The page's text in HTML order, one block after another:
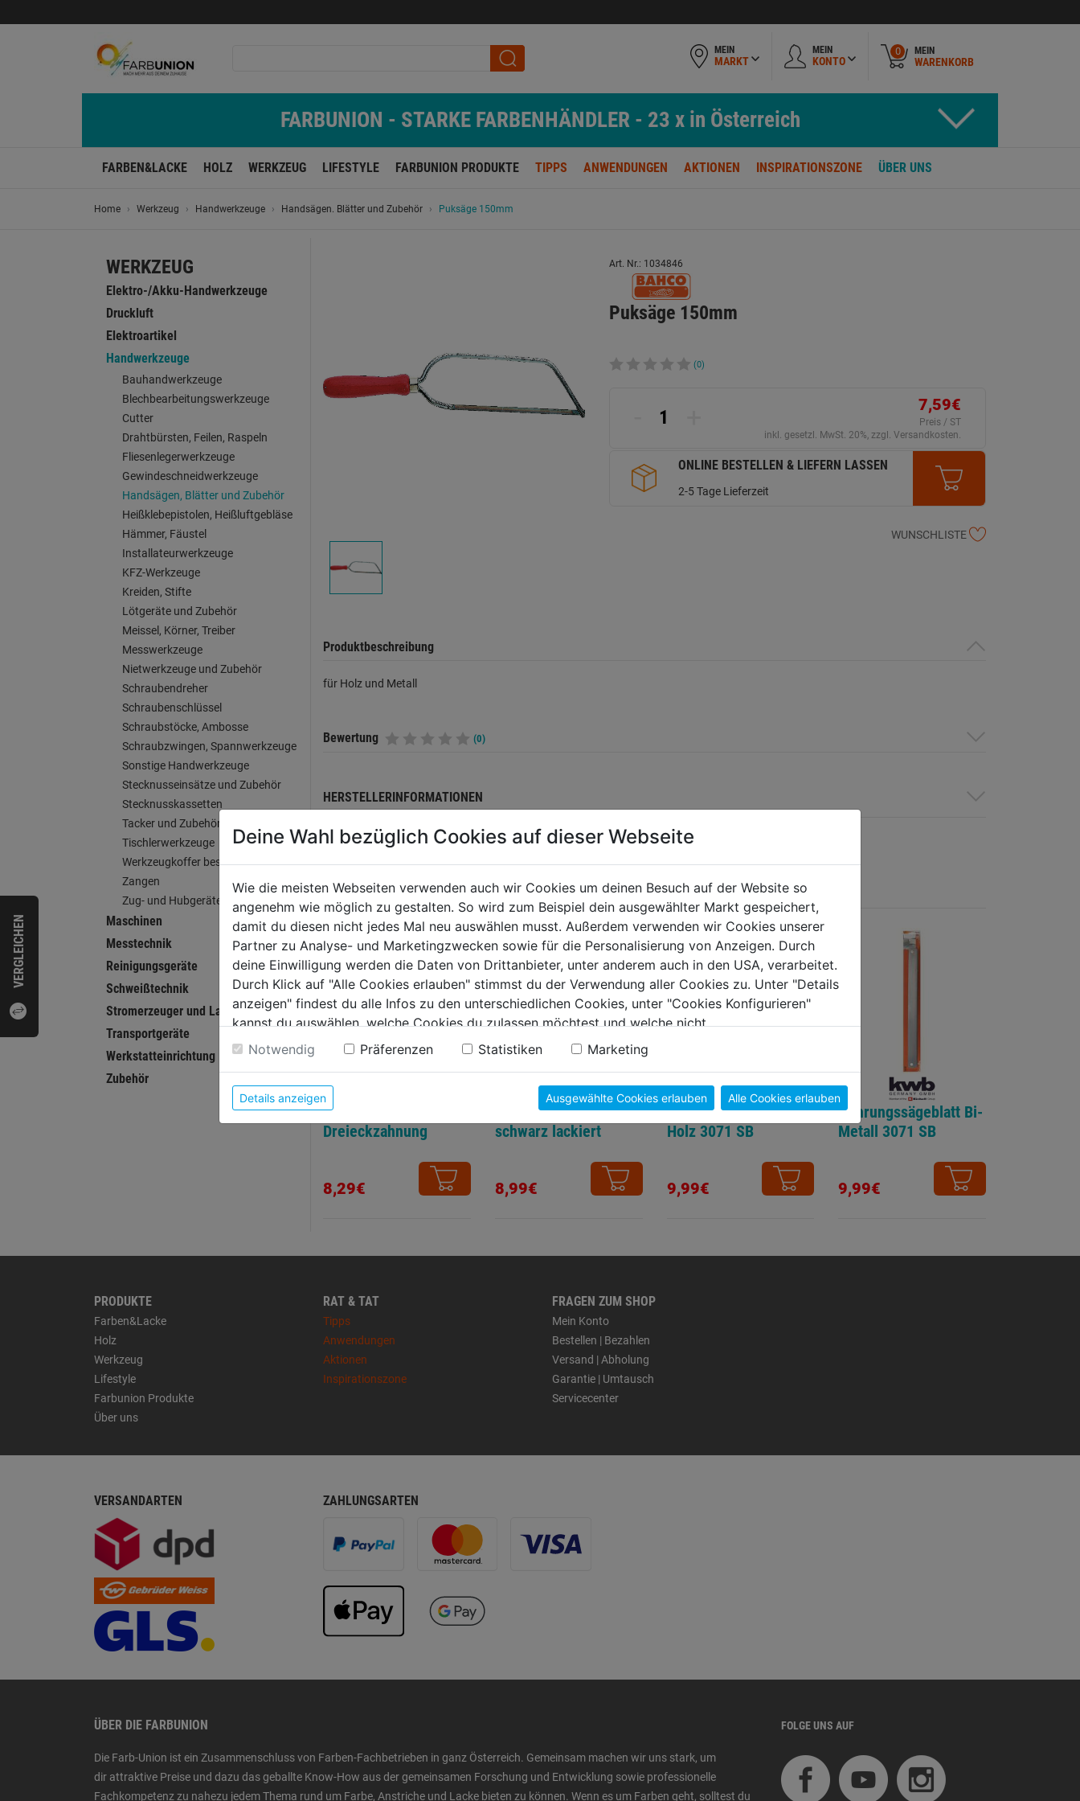
VERGLEICHEN
MEIN
MARKT
MEIN
KONTO
0 MEIN
WARENKORB
FARBUNION - STARKE FARBENHÄNDLER - 23 x in Österreich
FARBEN&LACKE HOLZ WERKZEUG LIFESTYLE FARBUNION PRODUKTE TIPPS ANWENDUNGEN AKTIONEN INSPIRATIONSZONE ÜBER UNS
Home Werkzeug Handwerkzeuge Handsägen. Blätter und Zubehör Puksäge 150mm
WERKZEUG
Elektro-/Akku-Handwerkzeuge
Druckluft
Elektroartikel
Handwerkzeuge
Bauhandwerkzeuge
Blechbearbeitungswerkzeuge
Cutter
Drahtbürsten, Feilen, Raspeln
Fliesenlegerwerkzeuge
Gewindeschneidwerkzeuge
Handsägen, Blätter und Zubehör
Heißklebepistolen, Heißluftgebläse
Hämmer, Fäustel
Installateurwerkzeuge
KFZ-Werkzeuge
Kreiden, Stifte
Lötgeräte und Zubehör
Meissel, Körner, Treiber
Messwerkzeuge
Nietwerkzeuge und Zubehör
Schraubendreher
Schraubenschlüssel
Schraubstöcke, Ambosse
Schraubzwingen, Spannwerkzeuge
Sonstige Handwerkzeuge
Stecknusseinsätze und Zubehör
Stecknusskassetten
Tacker und Zubehör
Tischlerwerkzeuge
Werkzeugkoffer bestückt
Zangen
Zug- und Hubgeräte
Maschinen
Messtechnik
Reinigungsgeräte
Schweißtechnik
Stromerzeuger und Ladegeräte
Transportgeräte
Werkstatteinrichtung
Zubehör
Art. Nr.: 1034846
Puksäge 150mm
(0)
7,59€
Preis / ST
inkl. gesetzl. MwSt. 20%, zzgl. Versandkosten.
ONLINE BESTELLEN & LIEFERN LASSEN
2-5 Tage Lieferzeit
WUNSCHLISTE
Produktbeschreibung
für Holz und Metall
Bewertung (0)
HERSTELLERINFORMATIONEN
WEITERE PRODUKTE AUS DIESER KATEGORIE
Bügelsägeblatt
Dreieckzahnung
8,29€
Laubsägebogen
schwarz lackiert
8,99€
Gehrungssägeblatt
Holz 3071 SB
9,99€
Gehrungssägeblatt Bi-
Metall 3071 SB
9,99€
PRODUKTE
Farben&Lacke
Holz
Werkzeug
Lifestyle
Farbunion Produkte
Über uns
RAT & TAT
Tipps
Anwendungen
Aktionen
Inspirationszone
FRAGEN ZUM SHOP
Mein Konto
Bestellen | Bezahlen
Versand | Abholung
Garantie | Umtausch
Servicecenter
VERSANDARTEN ZAHLUNGSARTEN
ÜBER DIE FARBUNION
Die Farb-Union ist ein Zusammenschluss von Farben-Fachbetrieben in ganz Österreich. Gemeinsam machen wir uns stark, um
dir attraktive Preise und dazu das geballte Know-How aus der gemeinsamen Forschung und Entwicklung sowie professionelle
Fachkompetenz zu nahezu jedem Thema rund um Farbe, Anstriche und Lacke bieten zu können. Wenn es um Farben geht, solltest du
FOLGE UNS AUF
Deine Wahl bezüglich Cookies auf dieser Webseite
Wie die meisten Webseiten verwenden auch wir Cookies um deinen Besuch auf der Website so
angenehm wie möglich zu gestalten. So wird zum Beispiel dein ausgewählter Markt gespeichert,
damit du diesen nicht jedes Mal neu auswählen musst. Außerdem verwenden wir Cookies unserer
Partner zu Analyse- und Marketingzwecken sowie für die Personalisierung von Anzeigen. Durch
deine Einwilligung werden die Daten von Drittanbieter, unter anderem auch in den USA, verarbeitet.
Durch Klick auf "Alle Cookies erlauben" stimmst du der Verwendung aller Cookies zu. Unter "Details
anzeigen" findest du alle Infos zu den unterschiedlichen Cookies, unter "Cookies Konfigurieren"
kannst du auswählen, welche Cookies du zulassen möchtest und welche nicht.
Weitere Informationen findest du in unserer Datenschutzerklärung
Notwendig Präferenzen Statistiken Marketing
Details anzeigen Ausgewählte Cookies erlauben Alle Cookies erlauben